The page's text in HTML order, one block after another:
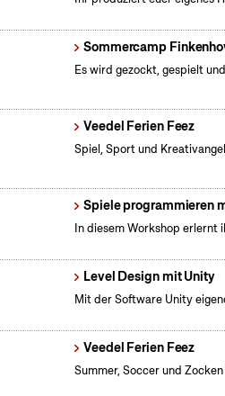
Sommercamp
Es wird gezockt, gespielt
Veedel Ferien Feez
Spiel, Sport und
Spiele programmieren
In diesem Workshop erlernt
Level Design mit Unity
Mit der Software Unity
Veedel Ferien Feez
Summer, Soccer und